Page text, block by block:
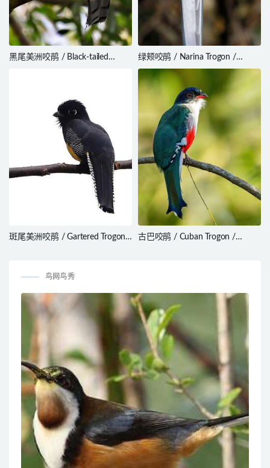
黑尾美洲咬鹃 / Black-tailed
绿颊咬鹃 / Narina Trogon /
Apaloderma narina
斑尾美洲咬鹃 / Gartered Trogon /
古巴咬鹃 / Cuban Trogon /
鸟网鸟秀